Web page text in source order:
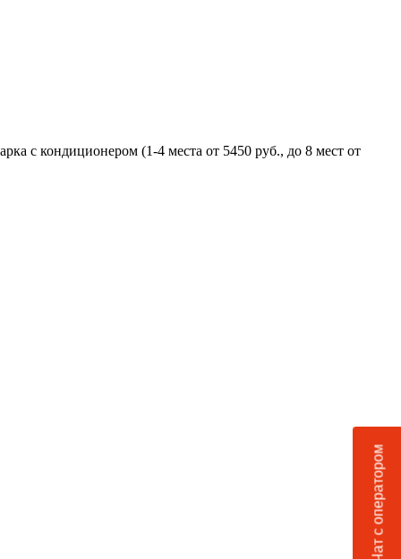
с кондиционером (1-4 места от 5450 руб., до 8 мест от
Чат с оператором